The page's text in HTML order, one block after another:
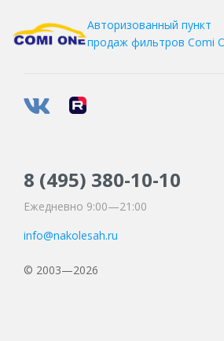
Авторизованный пункт
продаж фильтров Comi
8 (495) 380-10-10
Ежедневно 9:00—21:00
info@nakolesah.ru
© 2003—2026